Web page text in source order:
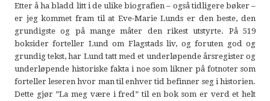
Etter å ha bladd litt i de ulike biografien – også tidligere bøker –
er jeg kommet fram til at Eve-Marie Lunds er den beste, den
grundigste og på mange måter den rikest utstyrte. På 519
boksider forteller Lund om Flagstads liv, og foruten god og
grundig tekst, har Lund tatt med et underløpende årsregister og
underløpende historiske fakta i noe som likner på fotnoter som
forteller leseren hvor man til enhver tid befinner seg i historien.
Dette gjør ”La meg være i fred” til en bok som er verd et helt